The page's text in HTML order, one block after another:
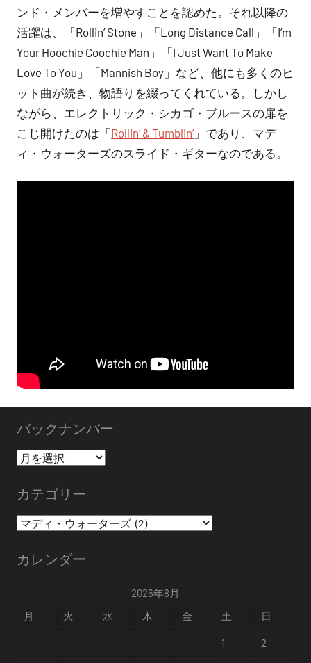
ンド・メンバーを増やすことを認めた。それ以降の
活躍は、「Rollin’ Stone」「Long Distance Call」「I’m
Your Hoochie Coochie Man」「I Just Want To Make
Love To You」「Mannish Boy」など、他にも多くのヒ
ット曲が続き、物語りを綴ってくれている。しかし
ながら、エレクトリック・シカゴ・ブルースの扉を
こじ開けたのは「Rollin’ & Tumblin’」であり、マデ
ィ・ウォーターズのスライド・ギターなのである。
バックナンバー
バ
ク
ン
ー
カテゴリー
カ
ゴ
カレンダー
2026年8月
月
火 水 木 金 土 日
1 2